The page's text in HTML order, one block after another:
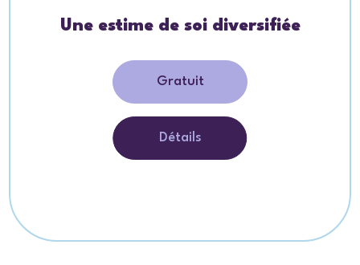
Une estime de soi diversifiée
Gratuit
Détails